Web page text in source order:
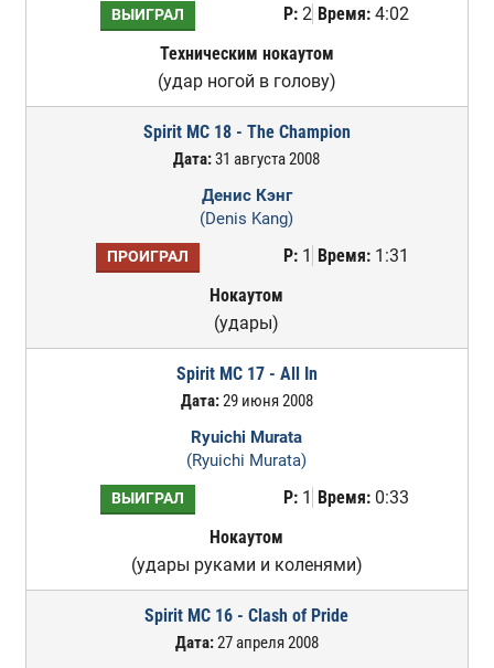
ВЫИГРАЛ Р:2 Время:4:02
Техническим нокаутом
(удар ногой в голову)
Spirit MC 18 - The Champion
Дата:31 августа 2008
Денис Кэнг
(Denis Kang)
ПРОИГРАЛ Р:1 Время:1:31
Нокаутом
(удары)
Spirit MC 17 - All In
Дата:29 июня 2008
Ryuichi Murata
(Ryuichi Murata)
ВЫИГРАЛ Р:1 Время:0:33
Нокаутом
(удары руками и коленями)
Spirit MC 16 - Clash of Pride
Дата:27 апреля 2008